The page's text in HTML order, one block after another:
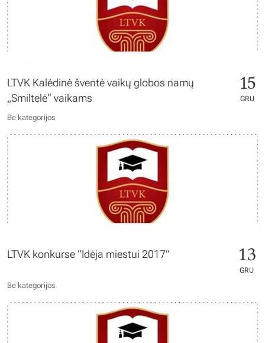
LTVK Kalėdinė šventė vaikų globos namų
„Smiltelė“ vaikams
15
GRU
Be kategorijos
LTVK konkurse “Idėja miestui 2017” 13
GRU
Be kategorijos